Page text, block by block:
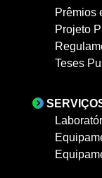
Prêmios
Projeto
Teses